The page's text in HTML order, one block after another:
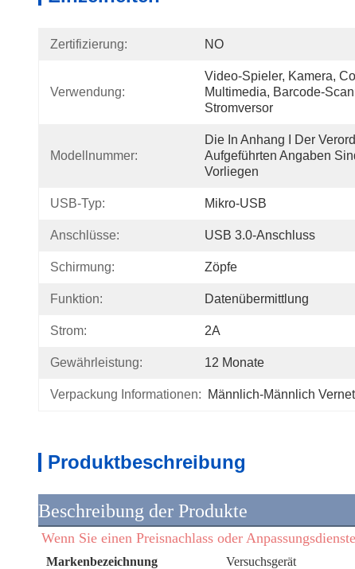
Zertifizierung: NO
Verwendung:
Video-Spieler, Kamera,
Multimedia, Barcode-
Stromversor
Modellnummer:
Die In Anhang I Der
Aufgeführten Angaben
Vorliegen
USB-Typ: Mikro-USB
Anschlüsse: USB 3.0-Anschluss
Schirmung: Zöpfe
Funktion: Datenübermittlung
Strom: 2A
Gewährleistung: 12 Monate
Verpackung Informationen: Männlich-Männlich
Produktbeschreibung
Beschreibung der Produkte
Wenn Sie einen Preisnachlass oder
Markenbezeichnung
Versuchsgerät